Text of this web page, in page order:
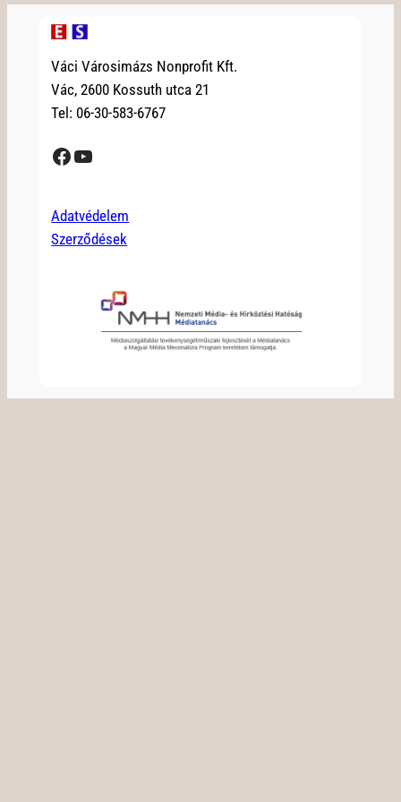
Váci Városimázs Nonprofit Kft.
Vác, 2600 Kossuth utca 21
Tel: 06-30-583-6767
Facebook YouTube
Adatvédelem
Szerződések